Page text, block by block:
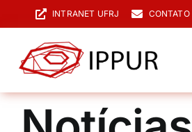
para
conteúdo
INTRANET UFRJ CONTATO
O IPPUR